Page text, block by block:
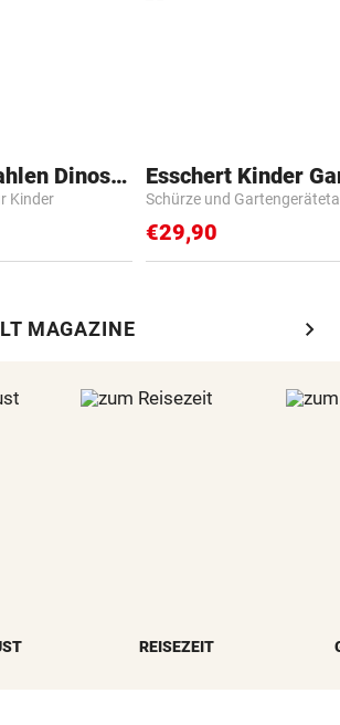
Malen nach Zahlen Dinosaurier
Kinder Schürze und
€29,90
MAGAZINE chevron_right
REISEZEIT